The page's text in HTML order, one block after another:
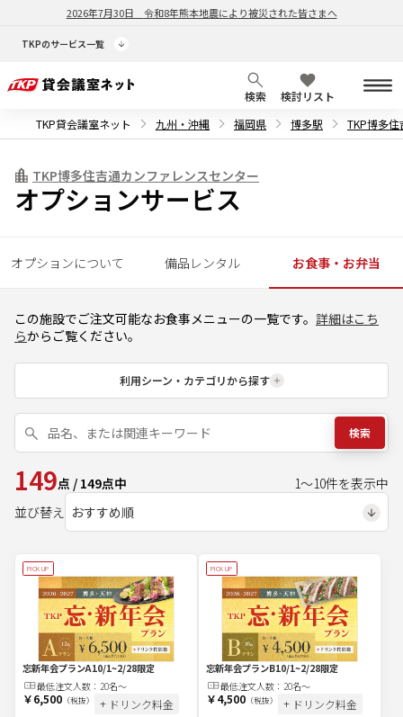
2026年7月30日 令和8年熊本地震により被災された皆さまへ
TKPのサービス一覧
検索
検討リスト
TKP貸会議室ネット
九州・沖縄 福岡県 博多駅 TKP博多
TKP博多住吉通カンファレンスセンター
オプションサービス
オプションについて 備品レンタル お食事・お弁当
この施設でご注文可能なお食事メニューの一覧です。 詳細はこち
らからご覧ください。
利用シーン・カテゴリから探す
検索
149点 / 149点中 1～10件を表示中
並び替え
PICK UP
忘新年会プランA10/1~2/28限定
最低注文人数： 20名〜
￥6,500（税抜） + ドリンク料金
PICK UP
忘新年会プランB10/1~2/28限定
最低注文人数： 20名〜
￥4,500（税抜） + ドリンク料金